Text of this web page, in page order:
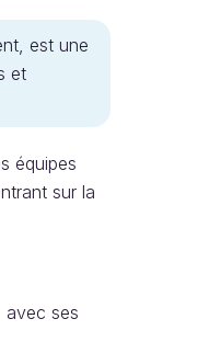
est une
et
équipes
sur la
avec ses